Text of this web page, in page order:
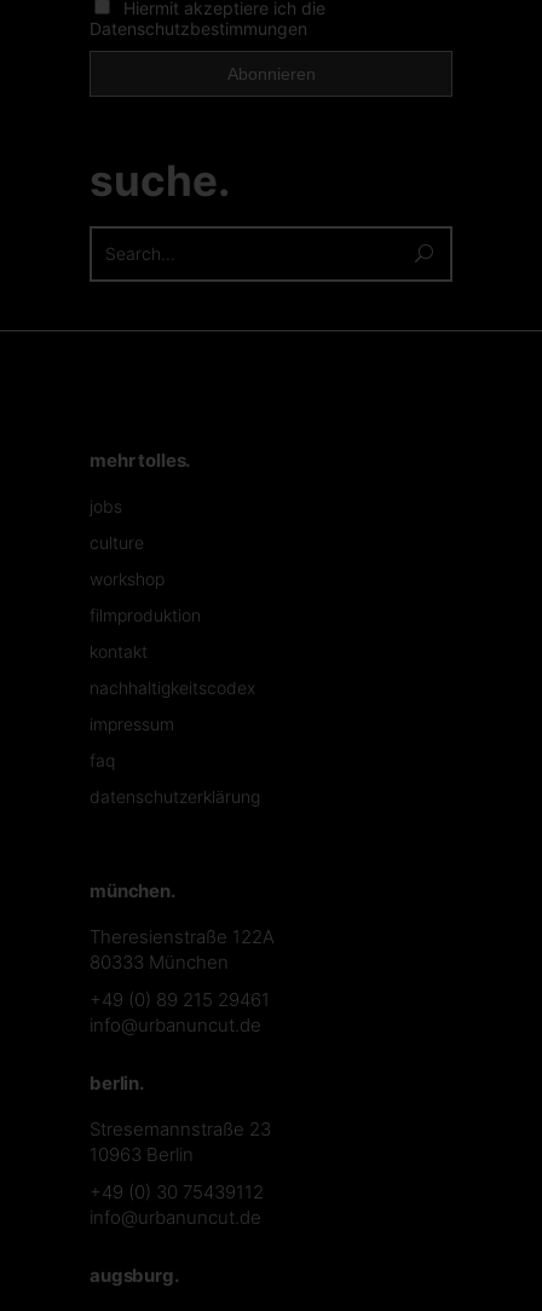
Hiermit akzeptiere ich die
Datenschutzbestimmungen
suche.
for:
mehr tolles.
jobs
culture
workshop
filmproduktion
kontakt
nachhaltigkeitscodex
impressum
faq
datenschutzerklärung
münchen.
Theresienstraße 122A
80333 München
+49 (0) 89 215 29461
info@urbanuncut.de
berlin.
Stresemannstraße 23
10963 Berlin
+49 (0) 30 75439112
info@urbanuncut.de
augsburg.